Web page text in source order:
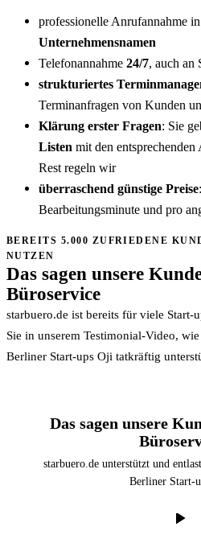
professionelle Anrufannahme in
Unternehmensnamen
Telefonannahme 24/7, auch an
strukturiertes
Terminanfragen von Kunden
Klärung erster Fragen: Sie
Listen mit den
Rest regeln wir
überraschend günstige Preise
Bearbeitungsminute und pro
BEREITS 5.000 ZUFRIEDENE
NUTZEN
Das sagen unsere
Büroservice
starbuero.de ist bereits für viele Start-
Sie in unserem Testimonial-Video,
Berliner Start-ups Oji tatkräftig
Das sagen unsere
starbuero.de unterstützt und
Berliner Start-